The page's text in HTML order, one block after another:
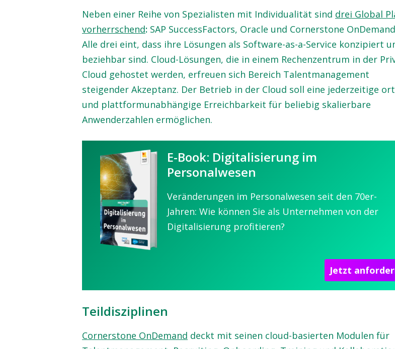
Neben einer Reihe von Spezialisten mit Individualität sind drei Global
vorherrschend: SAP SuccessFactors, Oracle und Cornerstone
Alle drei eint, dass ihre Lösungen als Software-as-a-Service konzipiert
beziehbar sind. Cloud-Lösungen, die in einem Rechenzentrum in der
Cloud gehostet werden, erfreuen sich Bereich Talentmanagement
steigender Akzeptanz. Der Betrieb in der Cloud soll eine jederzeitige
und plattformunabhängige Erreichbarkeit für beliebig skalierbare
Anwenderzahlen ermöglichen.
E-Book: Digitalisierung im
Personalwesen
Veränderungen im Personalwesen seit den 70er-
Jahren: Wie können Sie als Unternehmen von der
Digitalisierung profitieren?
Jetzt
Teildisziplinen
Cornerstone OnDemand deckt mit seinen cloud-basierten Modulen für